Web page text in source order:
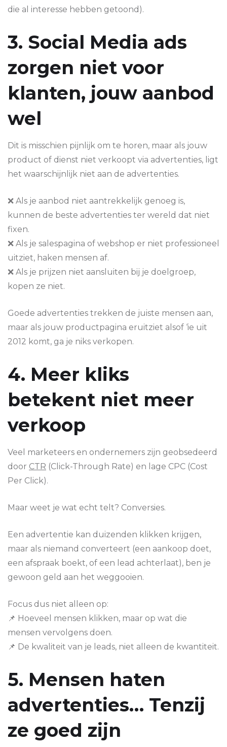
die al interesse hebben getoond).
3. Social Media ads
zorgen niet voor
klanten, jouw aanbod
wel
Dit is misschien pijnlijk om te horen, maar als jouw
product of dienst niet verkoopt via advertenties, ligt
het waarschijnlijk niet aan de advertenties.
❌ Als je aanbod niet aantrekkelijk genoeg is,
kunnen de beste advertenties ter wereld dat niet
fixen.
❌ Als je salespagina of webshop er niet professioneel
uitziet, haken mensen af.
❌ Als je prijzen niet aansluiten bij je doelgroep,
kopen ze niet.
Goede advertenties trekken de juiste mensen aan,
maar als jouw productpagina eruitziet alsof ‘ie uit
2012 komt, ga je niks verkopen.
4. Meer kliks
betekent niet meer
verkoop
Veel marketeers en ondernemers zijn geobsedeerd
door CTR (Click-Through Rate) en lage CPC (Cost
Per Click).
Maar weet je wat echt telt? Conversies.
Een advertentie kan duizenden klikken krijgen,
maar als niemand converteert (een aankoop doet,
een afspraak boekt, of een lead achterlaat), ben je
gewoon geld aan het weggooien.
Focus dus niet alleen op:
📌 Hoeveel mensen klikken, maar op wat die
mensen vervolgens doen.
📌 De kwaliteit van je leads, niet alleen de kwantiteit.
5. Mensen haten
advertenties… Tenzij
ze goed zijn